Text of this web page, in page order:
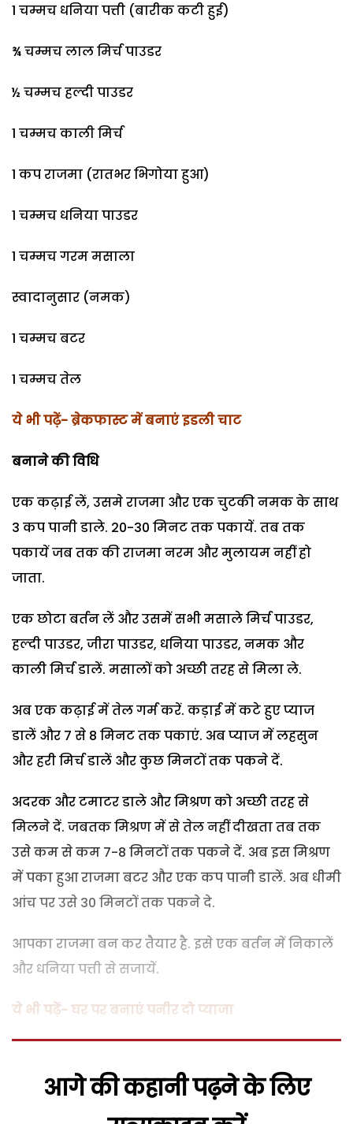
1 चम्मच धनिया पत्ती (बारीक कटी हुई)
¾ चम्मच लाल मिर्च पाउडर
½ चम्मच हल्दी पाउडर
1 चम्मच काली मिर्च
1 कप राजमा (रातभर भिगोया हुआ)
1 चम्मच धनिया पाउडर
1 चम्मच गरम मसाला
स्वादानुसार (नमक)
1 चम्मच बटर
1 चम्मच तेल
ये भी पढ़ें- ब्रेकफास्ट में बनाएं इडली चाट
बनाने की विधि
एक कढ़ाई लें, उसमे राजमा और एक चुटकी नमक के साथ
3 कप पानी डाले. 20-30 मिनट तक पकायें. तब तक
पकायें जब तक की राजमा नरम और मुलायम नहीं हो
जाता.
एक छोटा बर्तन लें और उसमें सभी मसाले मिर्च पाउडर,
हल्दी पाउडर, जीरा पाउडर, धनिया पाउडर, नमक और
काली मिर्च डालें. मसालों को अच्छी तरह से मिला ले.
अब एक कढ़ाई में तेल गर्म करें. कड़ाई में कटे हुए प्याज
डालें और 7 से 8 मिनट तक पकाएं. अब प्याज में लहसुन
और हरी मिर्च डालें और कुछ मिनटों तक पकने दें.
अदरक और टमाटर डाले और मिश्रण को अच्छी तरह से
मिलने दें. जबतक मिश्रण में से तेल नहीं दीखता तब तक
उसे कम से कम 7-8 मिनटों तक पकने दें. अब इस मिश्रण
में पका हुआ राजमा बटर और एक कप पानी डालें. अब धीमी
आंच पर उसे 30 मिनटों तक पकने दे.
आपका राजमा बन कर तैयार है. इसे एक बर्तन में निकालें
और धनिया पत्ती से सजायें.
ये भी पढ़ें- घर पर बनाएं पनीर दो प्याजा
आगे की कहानी पढ़ने के लिए